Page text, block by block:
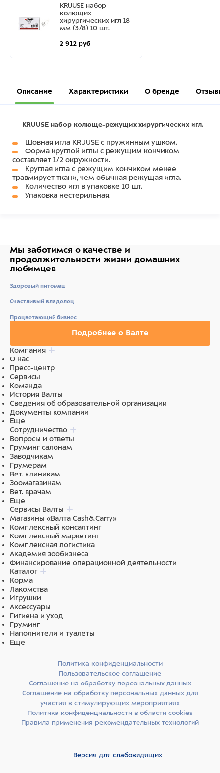
KRUUSE набор
колющих
хирургических игл 18
мм (3/8) 10 шт.
2 912 руб
Описание Характеристики О бренде
KRUUSE набор колюще-режущих хирургических игл.
Шовная игла KRUUSE с пружинным ушком.
Форма круглой иглы с режущим кончиком
составляет 1/2 окружности.
Круглая игла с режущим кончиком менее
травмирует ткани, чем обычная режущая игла.
Количество игл в упаковке 10 шт.
Упаковка нестерильная.
Мы заботимся о качестве и
продолжительности жизни домашних
любимцев
Здоровый питомец
Счастливый владелец
Процветающий бизнес
Подробнее о Валте
Компания
О нас
Пресс-центр
Сервисы
Команда
История Валты
Сведения об образовательной организации
Документы компании
Еще
Сотрудничество
Вопросы и ответы
Груминг салонам
Заводчикам
Грумерам
Вет. клиникам
Зоомагазинам
Вет. врачам
Еще
Сервисы Валты
Магазины «Валта Cash&Carry»
Комплексный консалтинг
Комплексный маркетинг
Комплексная логистика
Академия зообизнеса
Финансирование операционной деятельности
Каталог
Корма
Лакомства
Игрушки
Аксессуары
Гигиена и уход
Груминг
Наполнители и туалеты
Еще
Политика конфиденциальности
Пользовательское соглашение
Соглашение на обработку персональных данных
Соглашение на обработку персональных данных для
участия в стимулирующих мероприятиях
Политика конфиденциальности в области cookies
Правила применения рекомендательных технологий
Версия для слабовидящих